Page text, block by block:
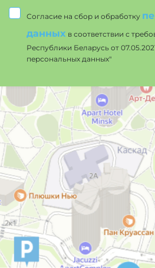
Согласие на сбор и обработку
данных в соответствии с
Республики Беларусь от
персональных данных"